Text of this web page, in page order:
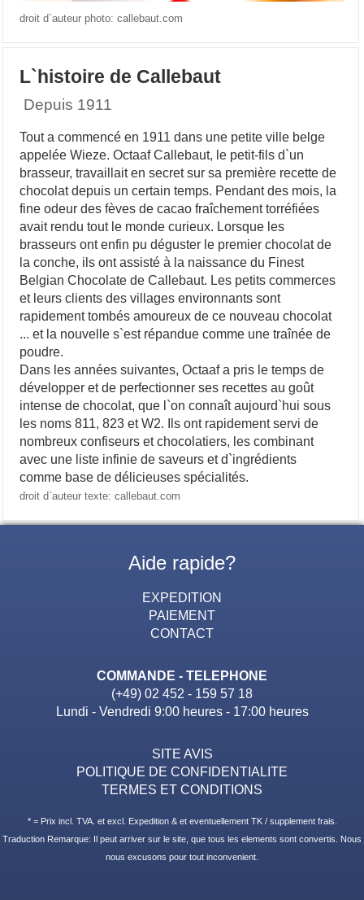
droit d`auteur photo: callebaut.com
L`histoire de Callebaut
Depuis 1911
Tout a commencé en 1911 dans une petite ville belge
appelée Wieze. Octaaf Callebaut, le petit-fils d`un
brasseur, travaillait en secret sur sa première recette de
chocolat depuis un certain temps. Pendant des mois, la
fine odeur des fèves de cacao fraîchement torréfiées
avait rendu tout le monde curieux. Lorsque les
brasseurs ont enfin pu déguster le premier chocolat de
la conche, ils ont assisté à la naissance du Finest
Belgian Chocolate de Callebaut. Les petits commerces
et leurs clients des villages environnants sont
rapidement tombés amoureux de ce nouveau chocolat
... et la nouvelle s`est répandue comme une traînée de
poudre.
Dans les années suivantes, Octaaf a pris le temps de
développer et de perfectionner ses recettes au goût
intense de chocolat, que l`on connaît aujourd`hui sous
les noms 811, 823 et W2. Ils ont rapidement servi de
nombreux confiseurs et chocolatiers, les combinant
avec une liste infinie de saveurs et d`ingrédients
comme base de délicieuses spécialités.
droit d`auteur texte: callebaut.com
Aide rapide?
EXPEDITION
PAIEMENT
CONTACT
COMMANDE - TELEPHONE
(+49) 02 452 - 159 57 18
Lundi - Vendredi 9:00 heures - 17:00 heures
SITE AVIS
POLITIQUE DE CONFIDENTIALITE
TERMES ET CONDITIONS
* = Prix incl. TVA. et excl. Expedition & et eventuellement TK / supplement frais.
Traduction Remarque: Il peut arriver sur le site, que tous les elements sont convertis. Nous
nous excusons pour tout inconvenient.